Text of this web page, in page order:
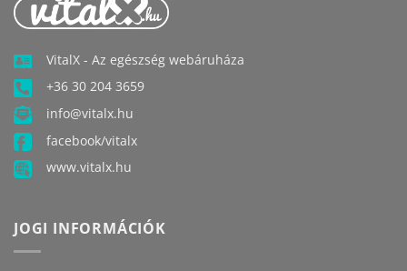
VitalX - Az egészség webáruháza
+36 30 204 3659
info@vitalx.hu
facebook/vitalx
www.vitalx.hu
JOGI INFORMÁCIÓK